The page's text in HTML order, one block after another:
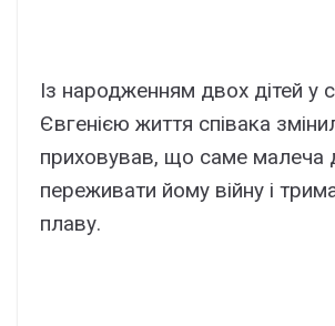
Із народженням двох дітей у
Євгенією життя співака
приховував, що саме малеча
переживати йому війну і
плаву.